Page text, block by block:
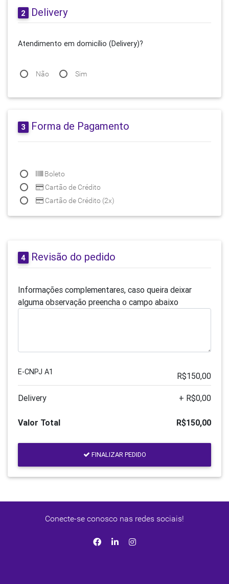
2 Delivery
Atendimento em domicílio (Delivery)?
Não Sim
3 Forma de Pagamento
Boleto
Cartão de Crédito
Cartão de Crédito (2x)
4 Revisão do pedido
Informações complementares, caso queira deixar
alguma observação preencha o campo abaixo
E-CNPJ A1 R$150,00
Delivery + R$0,00
Valor Total R$150,00
FINALIZAR PEDIDO
Conecte-se conosco nas redes sociais!